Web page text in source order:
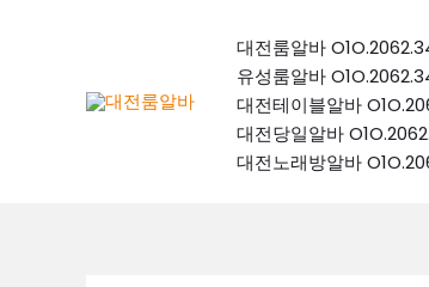
대전룸알바
유성룸알바
대전테이블알바
대전당일알바
대전노래방알바